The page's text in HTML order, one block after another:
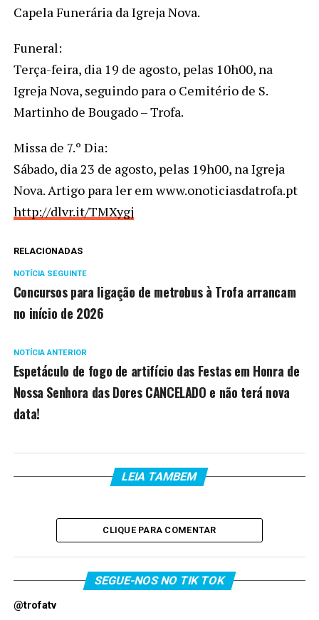
Capela Funerária da Igreja Nova.
Funeral:
Terça-feira, dia 19 de agosto, pelas 10h00, na
Igreja Nova, seguindo para o Cemitério de S.
Martinho de Bougado – Trofa.
Missa de 7.º Dia:
Sábado, dia 23 de agosto, pelas 19h00, na Igreja
Nova. Artigo para ler em www.onoticiasdatrofa.pt
http://dlvr.it/TMXygj
RELACIONADAS
NOTÍCIA SEGUINTE
Concursos para ligação de metrobus à Trofa arrancam
no início de 2026
NOTÍCIA ANTERIOR
Espetáculo de fogo de artifício das Festas em Honra de
Nossa Senhora das Dores CANCELADO e não terá nova
data!
LEIA TAMBEM
CLIQUE PARA COMENTAR
SEGUE-NOS NO TIK TOK
@trofatv